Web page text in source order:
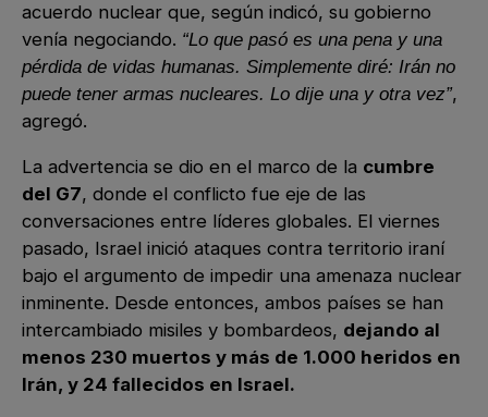
acuerdo nuclear que, según indicó, su gobierno
venía negociando. “Lo que pasó es una pena y una
pérdida de vidas humanas. Simplemente diré: Irán no
puede tener armas nucleares. Lo dije una y otra vez”,
agregó.
La advertencia se dio en el marco de la cumbre
del G7, donde el conflicto fue eje de las
conversaciones entre líderes globales. El viernes
pasado, Israel inició ataques contra territorio iraní
bajo el argumento de impedir una amenaza nuclear
inminente. Desde entonces, ambos países se han
intercambiado misiles y bombardeos, dejando al
menos 230 muertos y más de 1.000 heridos en
Irán, y 24 fallecidos en Israel.